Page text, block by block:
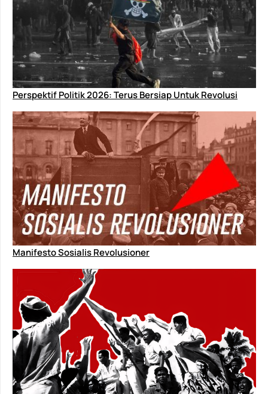
Perspektif Politik 2026: Terus Bersiap Untuk Revolusi
Manifesto Sosialis Revolusioner